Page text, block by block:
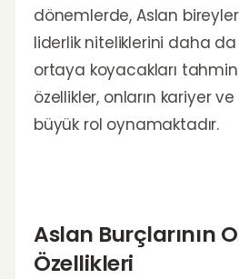
dönemlerde, Aslan
liderlik niteliklerini daha
ortaya koyacakları
özellikler, onların kariyer
büyük rol oynamaktadır.
Aslan Burçlarının
Özellikleri